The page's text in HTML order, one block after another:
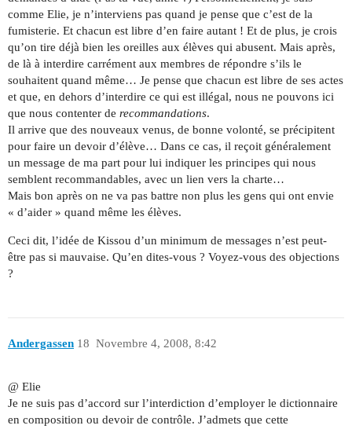
comme Elie, je n’interviens pas quand je pense que c’est de la
fumisterie. Et chacun est libre d’en faire autant ! Et de plus, je crois
qu’on tire déjà bien les oreilles aux élèves qui abusent. Mais après,
de là à interdire carrément aux membres de répondre s’ils le
souhaitent quand même… Je pense que chacun est libre de ses actes
et que, en dehors d’interdire ce qui est illégal, nous ne pouvons ici
que nous contenter de recommandations.
Il arrive que des nouveaux venus, de bonne volonté, se précipitent
pour faire un devoir d’élève… Dans ce cas, il reçoit généralement
un message de ma part pour lui indiquer les principes qui nous
semblent recommandables, avec un lien vers la charte…
Mais bon après on ne va pas battre non plus les gens qui ont envie
« d’aider » quand même les élèves.
Ceci dit, l’idée de Kissou d’un minimum de messages n’est peut-
être pas si mauvaise. Qu’en dites-vous ? Voyez-vous des objections
?
Andergassen Novembre 4, 2008, 8:42
18
@ Elie
Je ne suis pas d’accord sur l’interdiction d’employer le dictionnaire
en composition ou devoir de contrôle. J’admets que cette